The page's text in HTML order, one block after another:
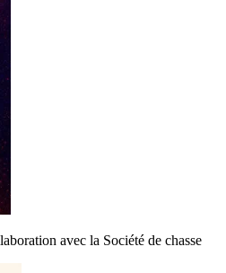
avec la Société de chasse